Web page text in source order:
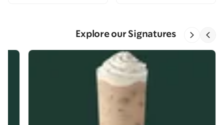
Explore our Signatures